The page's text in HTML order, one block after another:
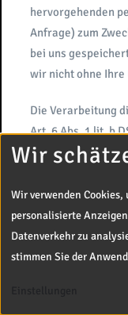
hervorgehenden
Anfrage) zum
bei uns
wir nicht ohne
Die Verarbeitung
Art. 6 Abs. 1 lit. b
Erfüllung eines
Durchführung
ist. In allen
unserem
Bearbeitung der
1 lit. f DSGVO)
a DSGVO)
Wir
Wir verwenden
personalisierte
Datenverkehr zu
stimmen Sie der